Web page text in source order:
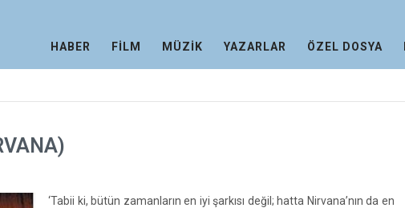
HABER FİLM MÜZİK YAZARLAR ÖZEL DOSYA
‘Tabii ki, bütün zamanların en iyi şarkısı değil; hatta Nirvana’nın da en